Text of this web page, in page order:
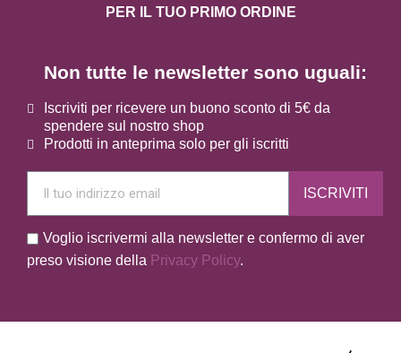
Non tutte le newsletter sono uguali:
Iscriviti per ricevere un buono sconto di 5€ da
spendere sul nostro shop
Prodotti in anteprima solo per gli iscritti
ISCRIVITI
Voglio iscrivermi alla newsletter e confermo di aver
preso visione della Privacy Policy.
PER IL TUO PRIMO ORDINE